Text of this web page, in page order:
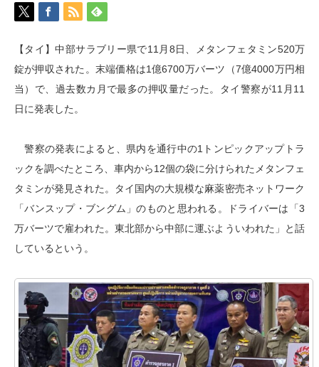
【タイ】中部サラブリー県で11月8日、メタンフェタミン520万
錠が押収された。末端価格は1億6700万バーツ（7億4000万円相
当）で、過去数カ月で最多の押収量だった。タイ警察が11月11
日に発表した。
警察の発表によると、県内を通行中の1トンピックアップトラ
ックを調べたところ、車内から12個の袋に分けられたメタンフェ
タミンが発見された。タイ国内の大規模な麻薬密売ネットワーク
「バンスップ・ブングム」のものと思われる。ドライバーは「3
万バーツで雇われた。東北部から中部に運ぶよういわれた」と話
しているという。